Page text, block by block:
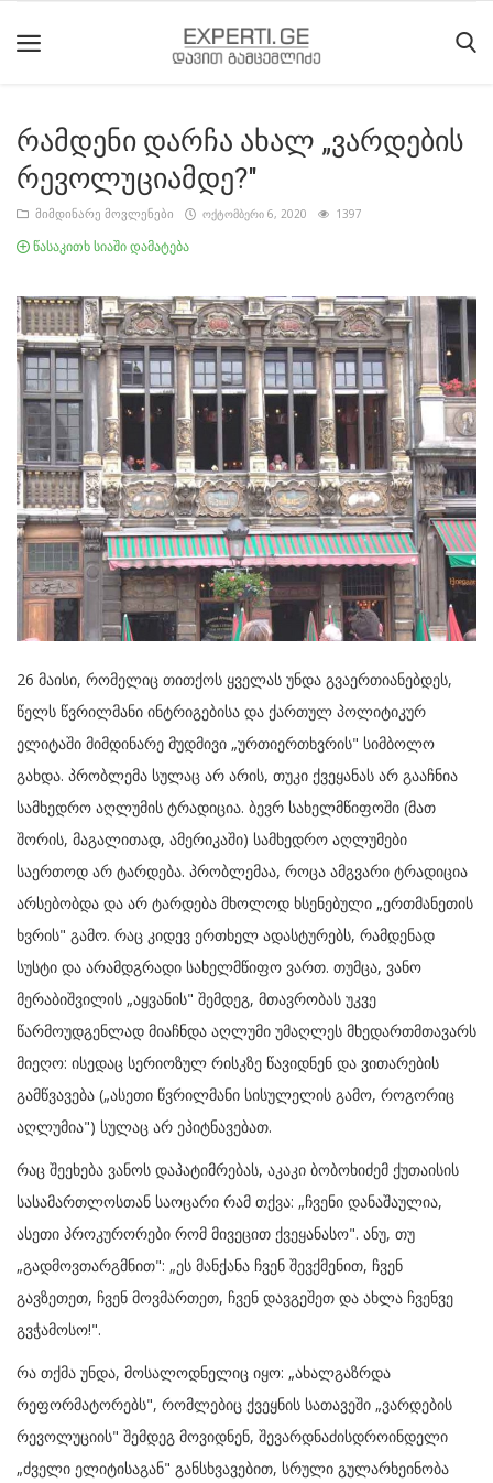
მთავარი
მიმდინარე
მოვლენები
შესახებ
ეროვნული
მოძრაობის
ისტორია
სტატიები
რამდენი დარჩა ახალ „ვარდების
რევოლუციამდე?"
მიმდინარე მოვლენები ოქტომბერი 6, 2020 1397
წასაკითხ სიაში დამატება
26 მაისი, რომელიც თითქოს ყველას უნდა გვაერთიანებდეს,
წელს წვრილმანი ინტრიგებისა და ქართულ პოლიტიკურ
ელიტაში მიმდინარე მუდმივი „ურთიერთხვრის" სიმბოლო
გახდა. პრობლემა სულაც არ არის, თუკი ქვეყანას არ გააჩნია
სამხედრო აღლუმის ტრადიცია. ბევრ სახელმწიფოში (მათ
შორის, მაგალითად, ამერიკაში) სამხედრო აღლუმები
საერთოდ არ ტარდება. პრობლემაა, როცა ამგვარი ტრადიცია
არსებობდა და არ ტარდება მხოლოდ ხსენებული „ერთმანეთის
ხვრის" გამო. რაც კიდევ ერთხელ ადასტურებს, რამდენად
სუსტი და არამდგრადი სახელმწიფო ვართ. თუმცა, ვანო
მერაბიშვილის „აყვანის" შემდეგ, მთავრობას უკვე
წარმოუდგენლად მიაჩნდა აღლუმი უმაღლეს მხედართმთავარს
მიეღო: ისედაც სერიოზულ რისკზე წავიდნენ და ვითარების
გამწვავება („ასეთი წვრილმანი სისულელის გამო, როგორიც
აღლუმია") სულაც არ ეპიტნავებათ.
რაც შეეხება ვანოს დაპატიმრებას, აკაკი ბობოხიძემ ქუთაისის
სასამართლოსთან საოცარი რამ თქვა: „ჩვენი დანაშაულია,
ასეთი პროკურორები რომ მივეცით ქვეყანასო". ანუ, თუ
„გადმოვთარგმნით": „ეს მანქანა ჩვენ შევქმენით, ჩვენ
გავზეთეთ, ჩვენ მოვმართეთ, ჩვენ დავგეშეთ და ახლა ჩვენვე
გვჭამოსო!".
რა თქმა უნდა, მოსალოდნელიც იყო: „ახალგაზრდა
რეფორმატორებს", რომლებიც ქვეყნის სათავეში „ვარდების
რევოლუციის" შემდეგ მოვიდნენ, შევარდნაძისდროინდელი
„ძველი ელიტისაგან" განსხვავებით, სრული გულარხეინობა